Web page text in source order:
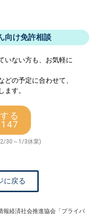
向け免許相談
いない方も、お気軽に
の予定に合わせて、
ます。
る
30～1/3休業)
に戻る
報経済社会推進協会「プライバ